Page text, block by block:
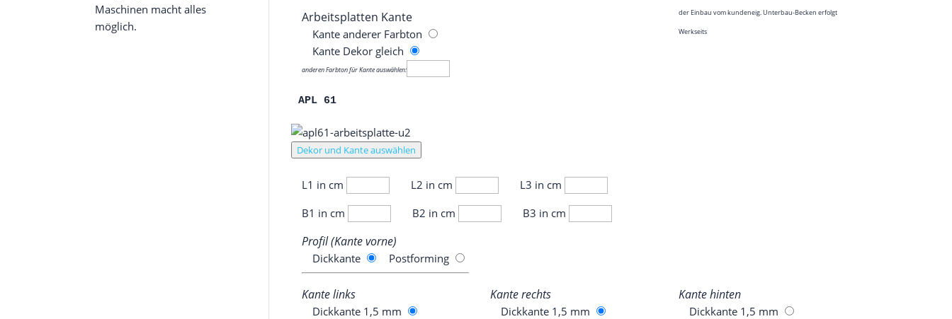
Arbeits­plat­ten Kante
Kan­te ande­rer Farb­ton
Kan­te Dekor gleich
ande­ren Farb­ton für Kan­te auswählen:
der Ein­bau vom kun­deneig. Unter­bau-Becken erfolgt
Werkseits
APL 61
Dekor und Kante auswählen
L1 in cm L2 in cm
L3 in cm
B1 in cm
B2 in cm B3 in cm
Pro­fil (Kan­te vorne)
Dick­kan­te Post­forming
Kan­te links
Dick­kan­te 1,5 mm
Kan­te rechts
Dick­kan­te 1,5 mm
Kan­te hinten
Dick­kan­te 1,5 mm
Maschinen macht alles
möglich.